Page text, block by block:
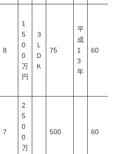
8
1
5
0
0
万
円
３
Ｌ
Ｄ
Ｋ
75
平
成
1
3
年
60
7
2
5
0
0
万
500 60